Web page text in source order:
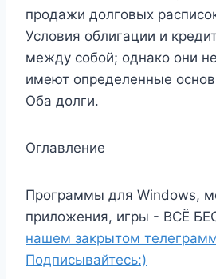
продажи долговых
Условия облигации и
между собой; однако они
имеют определенные
Оба долги.
Оглавление
Программы для Windows,
приложения, игры - ВСЁ
нашем закрытом
Подписывайтесь:)